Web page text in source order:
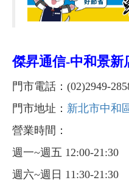
傑昇通信-中和景新
門市電話：(02)2949-
門市地址： 新北市中和
營業時間：
週一~週五 12:00-21:30
週六~週日 11:30-21:30